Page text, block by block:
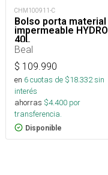
CHM100911-C
Bolso porta material
impermeable HYDRO
40L
Beal
$ 109.990
en 6cuotas de $18.332sin
interés
ahorras $4.400 por
transferencia.
Disponible